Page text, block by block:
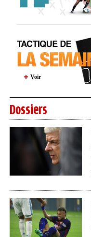
Voir
Dossiers